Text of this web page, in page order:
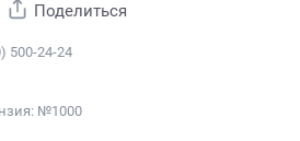
500-24-24
№1000
Поделиться